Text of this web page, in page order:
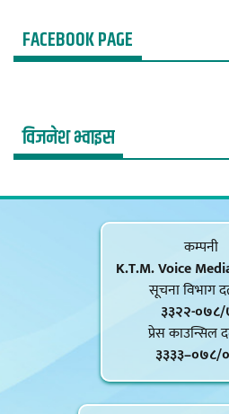
FACEBOOK PAGE
विजनेश भ्वाइस
कम्पनी
K.T.M. Voice
सूचना विभाग
३३२२-
प्रेस काउन्सिल
३३३३–०७८/